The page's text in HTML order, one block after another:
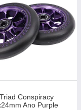
Conspiracy
Ano Purple